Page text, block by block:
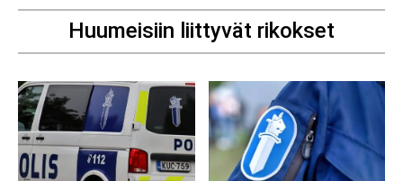
Huumeisiin liittyvät rikokset